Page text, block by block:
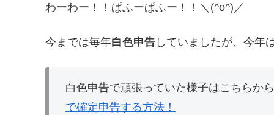
わーわー！！ぱふーぱふー！！＼(^o^)／
今までは毎年白色申告 していましたが、今年
白色申告で頑張っていた様子はこちらか
で確定申告する方法！